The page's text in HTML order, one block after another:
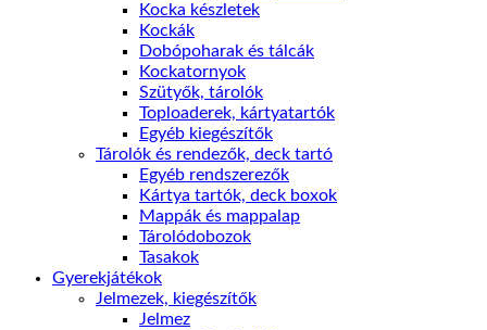
Kocka készletek
Kockák
Dobópoharak és tálcák
Kockatornyok
Szütyők, tárolók
Toploaderek, kártyatartók
Egyéb kiegészítők
Tárolók és rendezők, deck tartó
Egyéb rendszerezők
Kártya tartók, deck boxok
Mappák és mappalap
Tárolódobozok
Tasakok
Gyerekjátékok
Jelmezek, kiegészítők
Jelmez